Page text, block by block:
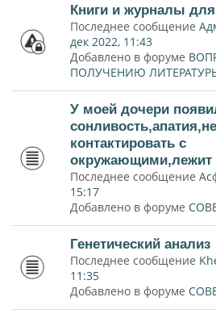
Книги и журналы
Последнее сообщение
дек 2022, 11:43
Добавлено в форуме
ПОЛУЧЕНИЮ
У моей дочери
контактировать с
окружающими,лежит
Последнее сообщение
15:17
Добавлено в форуме
Генетический анализ
Последнее сообщение
11:35
Добавлено в форуме